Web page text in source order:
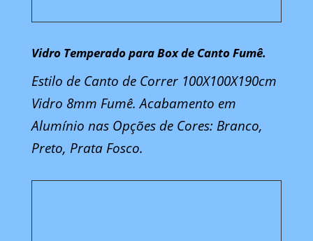
Vidro Temperado para Box de Canto Fumê.
Estilo de Canto de Correr 100X100X190cm
Vidro 8mm Fumê. Acabamento em
Alumínio nas Opções de Cores: Branco,
Preto, Prata Fosco.